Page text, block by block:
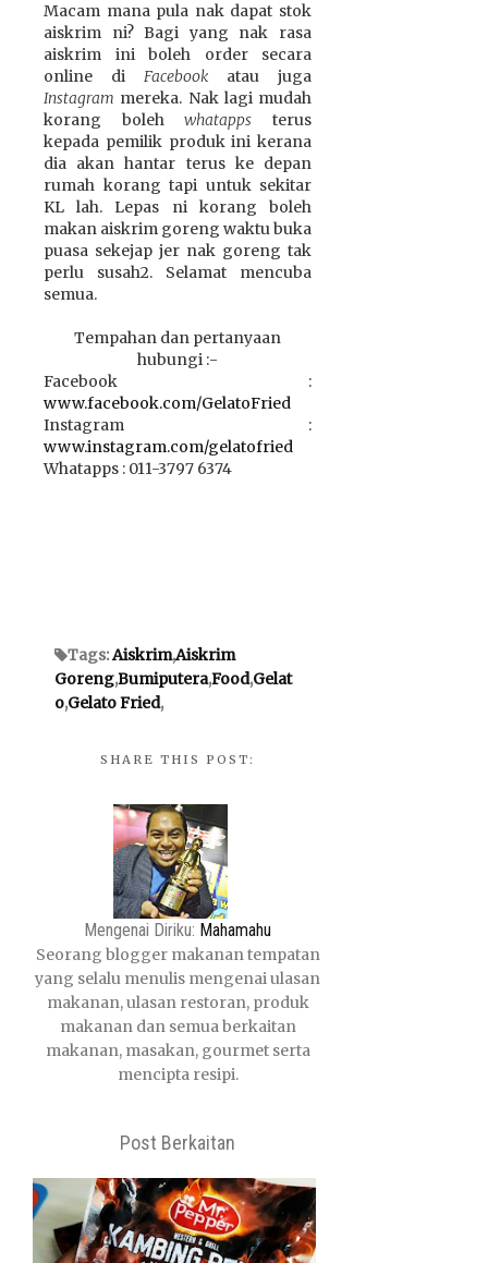
Macam mana pula nak dapat stok
aiskrim ni? Bagi yang nak rasa
aiskrim ini boleh order secara
online di Facebook atau juga
Instagram mereka. Nak lagi mudah
korang bolehwhatappsterus
kepada pemilik produk ini kerana
dia akan hantar terus ke depan
rumah korang tapi untuk sekitar
KL lah. Lepas ni korang boleh
makan aiskrim goreng waktu buka
puasa sekejap jer nak goreng tak
perlu susah2. Selamat mencuba
semua.
Tempahan dan pertanyaan
hubungi :-
Facebook :
www.facebook.com/GelatoFried
Instagram :
www.instagram.com/gelatofried
Whatapps : 011-3797 6374
Tags:Aiskrim,Aiskrim
Goreng,Bumiputera,Food,Gelat
o,Gelato Fried,
SHARE THIS POST:
Mengenai Diriku: Mahamahu
Seorang blogger makanan tempatan
yang selalu menulis mengenai ulasan
makanan, ulasan restoran, produk
makanan dan semua berkaitan
makanan, masakan, gourmet serta
mencipta resipi.
Post Berkaitan